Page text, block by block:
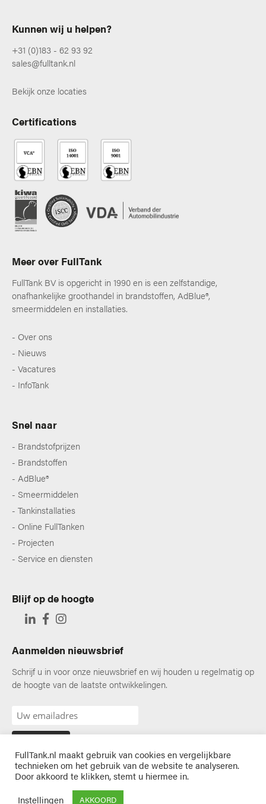
Kunnen wij u helpen?
+31 (0)183 - 62 93 92
sales@fulltank.nl
Bekijk onze locaties
Certifications
Meer over FullTank
FullTank BV is opgericht in 1990 en is een zelfstandige,
onafhankelijke groothandel in brandstoffen, AdBlue®,
smeermiddelen en installaties.
Over ons
Nieuws
Vacatures
InfoTank
Snel naar
Brandstofprijzen
Brandstoffen
AdBlue®
Smeermiddelen
Tankinstallaties
Online FullTanken
Projecten
Service en diensten
Blijf op de hoogte
Aanmelden nieuwsbrief
Schrijf u in voor onze nieuwsbrief en wij houden u regelmatig op
de hoogte van de laatste ontwikkelingen.
Privacyverklaring Algemene voorwaarden
FullTank.nl maakt gebruik van cookies en vergelijkbare
technieken om het gebruik van de website te analyseren.
Door akkoord te klikken, stemt u hiermee in.
Instellingen
AKKOORD